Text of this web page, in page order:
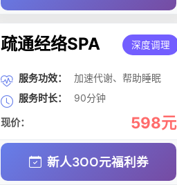
疏通经络SPA 深度调理
服务功效：
加速代谢、帮助睡眠
服务时长：
90分钟
现价： 598元
新人3OO元福利券